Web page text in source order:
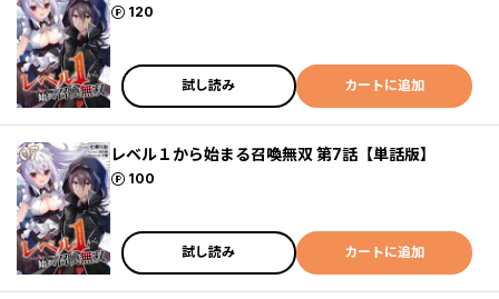
120
ポイント
試し読み カートに追加
レベル１から始まる召喚無双 第7話【単話版】
100
ポイント
試し読み カートに追加